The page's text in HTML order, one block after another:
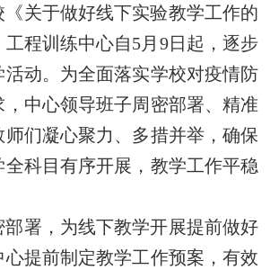
《关于做好线下实验教学工作的
程训练中心自5月9日起，逐步
活动。为全面落实学校对疫情防
中心领导班子周密部署、精准
们凝心聚力、多措并举，确保
科目有序开展，教学工作平稳
部署，为线下教学开展提前做好
心提前制定教学工作预案，有效